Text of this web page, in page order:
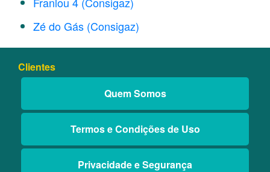
Zé do Gás (Consigaz)
Clientes
Quem Somos
Termos e Condições de Uso
Privacidade e Segurança